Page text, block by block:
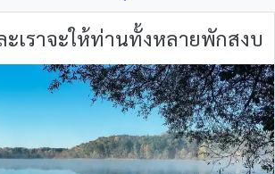
ะเราจะให้ท่านทั้งหลายพักสงบ